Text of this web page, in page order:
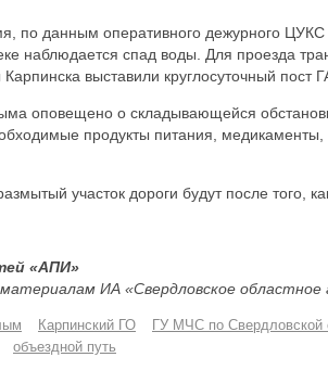
по данным оперативного дежурного
наблюдается спад воды. Для проезда
выставили круглосуточный пост
оповещено о складывающейся
продукты питания,
участок дороги будут после того,
«АПИ»
ИА «Свердловское
Карпинский ГО ГУ МЧС по Свердловской
объездной путь